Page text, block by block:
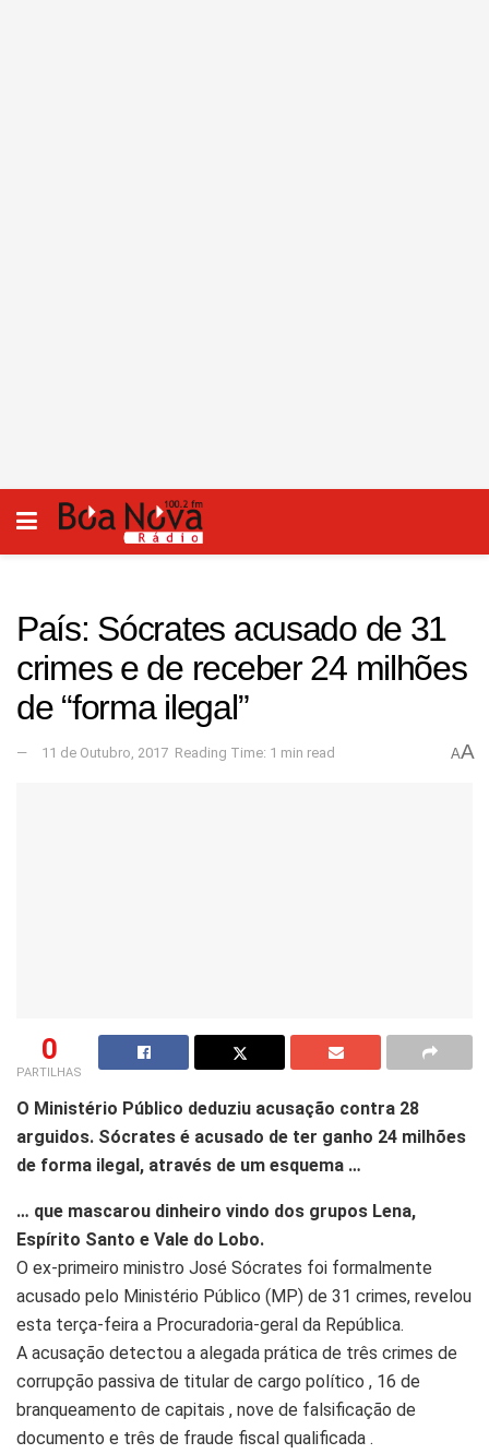
País: Sócrates acusado de 31
crimes e de receber 24 milhões
de “forma ilegal”
11 de Outubro, 2017 Reading Time: 1 min read AA
0
PARTILHAS
O Ministério Público deduziu acusação contra 28
arguidos. Sócrates é acusado de ter ganho 24 milhões
de forma ilegal, através de um esquema …
… que mascarou dinheiro vindo dos grupos Lena,
Espírito Santo e Vale do Lobo.
O ex-primeiro ministro José Sócrates foi formalmente
acusado pelo Ministério Público (MP) de 31 crimes, revelou
esta terça-feira a Procuradoria-geral da República.
A acusação detectou a alegada prática de três crimes de
corrupção passiva de titular de cargo político , 16 de
branqueamento de capitais , nove de falsificação de
documento e três de fraude fiscal qualificada .